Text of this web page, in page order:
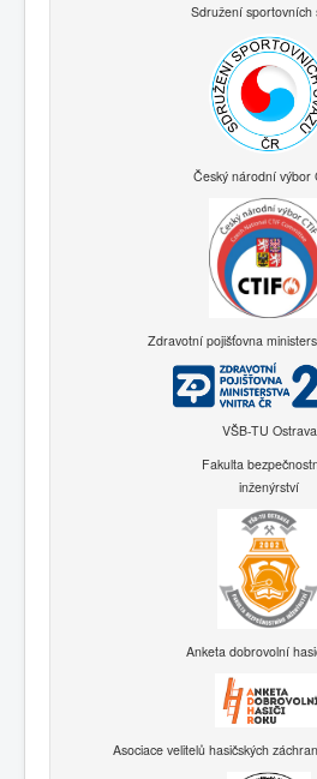
Sdružení sportovních
Český národní výbor
Zdravotní pojišťovna
VŠB-TU Ostrava
Fakulta
inženýrství
Anketa dobrovolní
Asociace velitelů hasičských